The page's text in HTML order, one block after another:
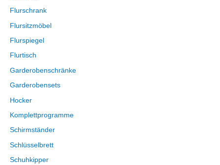
Flurschrank
Flursitzmöbel
Flurspiegel
Flurtisch
Garderobenschränke
Garderobensets
Hocker
Komplettprogramme
Schirmständer
Schlüsselbrett
Schuhkipper